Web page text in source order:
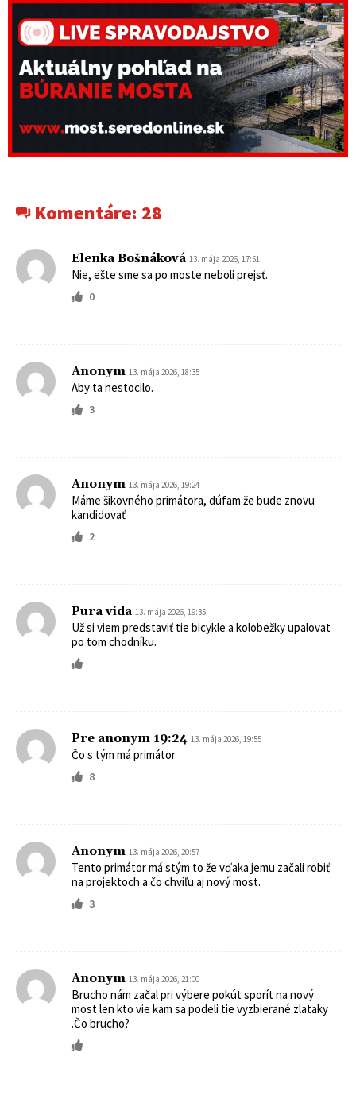
Komentáre: 28
Elenka Bošnáková 13. mája 2026, 17:51
Nie, ešte sme sa po moste neboli prejsť.
0
Anonym 13. mája 2026, 18:35
Aby ta nestocilo.
3
Anonym 13. mája 2026, 19:24
Máme šikovného primátora, dúfam že bude znovu
kandidovať
2
Pura vida 13. mája 2026, 19:35
Už si viem predstaviť tie bicykle a kolobežky upalovat
po tom chodníku.
Pre anonym 19:24 13. mája 2026, 19:55
Čo s tým má primátor
8
Anonym 13. mája 2026, 20:57
Tento primátor má stým to že vďaka jemu začali robiť
na projektoch a čo chvíľu aj nový most.
3
Anonym 13. mája 2026, 21:00
Brucho nám začal pri výbere pokút sporít na nový
most len kto vie kam sa podeli tie vyzbierané zlataky
.Čo brucho?